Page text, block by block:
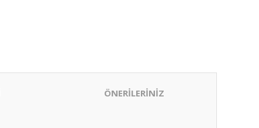
ÖNERİLERİNİZ